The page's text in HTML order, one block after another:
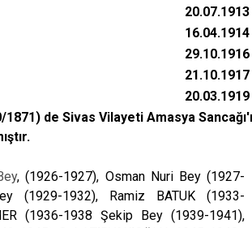
20.07.1913
16.04.1914
29.10.1916
21.10.1917
20.03.1919
de Sivas Vilayeti Amasya
, (1926-1927), Osman Nuri Bey (1927-
(1929-1932), Ramiz BATUK (1933-
(1936-1938 Şekip Bey (1939-1941),